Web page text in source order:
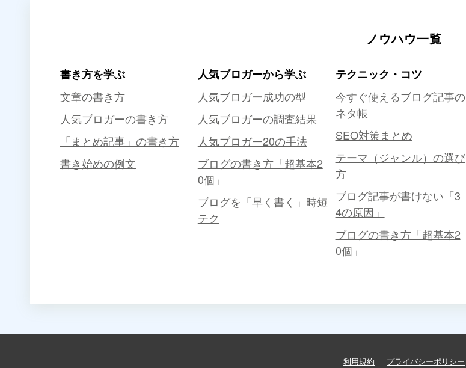
ノウハウ一覧
書き方を学ぶ
文章の書き方
人気ブロガーの書き方
「まとめ記事」の書き方
書き始めの例文
人気ブロガーから学ぶ
人気ブロガー成功の型
人気ブロガーの調査結果
人気ブロガー20の手法
ブログの書き方「超基本2
0個」
ブログを「早く書く」時短
テク
テクニック・コツ
今すぐ使えるブログ記事の
ネタ帳
SEO対策まとめ
テーマ（ジャンル）の選び
方
ブログ記事が書けない「3
4の原因」
ブログの書き方「超基本2
0個」
利用規約 プライバシーポリシー